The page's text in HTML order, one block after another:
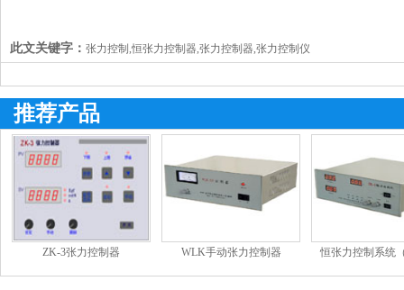
此文关键字： 张力控制,恒张力控制器,张力控制器,张力控制仪
推荐产品
ZK-3张力控制器 WLK手动张力控制器 恒张力控制系统